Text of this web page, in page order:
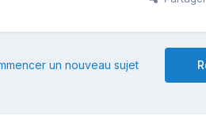
un nouveau sujet